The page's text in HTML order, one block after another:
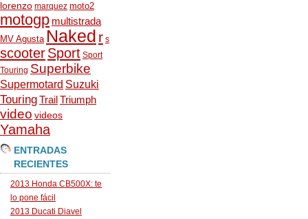
lorenzo marquez moto2
motogp multistrada
MV Agusta Naked r s
scooterSport Sport
Touring Superbike
Supermotard Suzuki
TouringTrailTriumph
video videos
Yamaha
ENTRADAS
RECIENTES
2013 Honda CB500X: te
lo pone fácil
2013 Ducati Diavel